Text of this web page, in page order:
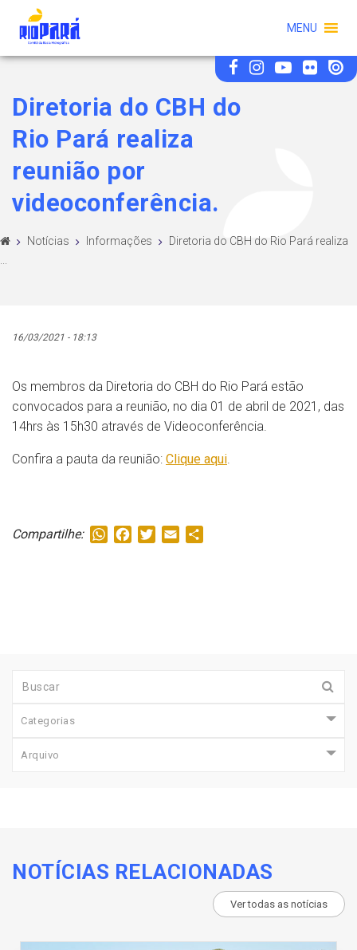
MENU
Diretoria do CBH do
Rio Pará realiza
reunião por
videoconferência.
Notícias Informações
Diretoria do CBH do Rio Pará realiza
16/03/2021 - 18:13
Os membros da Diretoria do CBH do Rio Pará estão
convocados para a reunião, no dia 01 de abril de 2021, das
14hrs às 15h30 através de Videoconferência.
Confira a pauta da reunião: Clique aqui.
Compartilhe: WhatsApp
FacebookTwitterEmail
Categorias
Arquivo
NOTÍCIAS RELACIONADAS
Ver todas as notícias